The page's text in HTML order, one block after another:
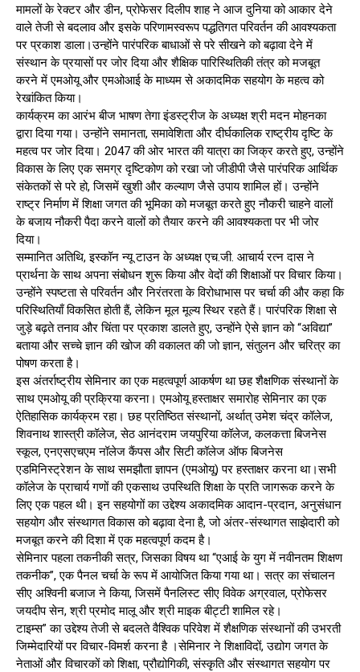
मामलों के रेक्टर और डीन, प्रोफेसर दिलीप शाह ने आज दुनिया को आकार देने
वाले तेजी से बदलाव और इसके परिणामस्वरूप पद्धतिगत परिवर्तन की आवश्यकता
पर प्रकाश डाला।उन्होंने पारंपरिक बाधाओं से परे सीखने को बढ़ावा देने में
संस्थान के प्रयासों पर जोर दिया और शैक्षिक पारिस्थितिकी तंत्र को मजबूत
करने में एमओयू और एमओआई के माध्यम से अकादमिक सहयोग के महत्व को
रेखांकित किया।
कार्यक्रम का आरंभ बीज भाषण तेगा इंडस्ट्रीज के अध्यक्ष श्री मदन मोहनका
द्वारा दिया गया। उन्होंने समानता, समावेशिता और दीर्घकालिक राष्ट्रीय दृष्टि के
महत्व पर जोर दिया। 2047 की ओर भारत की यात्रा का जिक्र करते हुए, उन्होंने
विकास के लिए एक समग्र दृष्टिकोण को रखा जो जीडीपी जैसे पारंपरिक आर्थिक
संकेतकों से परे हो, जिसमें खुशी और कल्याण जैसे उपाय शामिल हों। उन्होंने
राष्ट्र निर्माण में शिक्षा जगत की भूमिका को मजबूत करते हुए नौकरी चाहने वालों
के बजाय नौकरी पैदा करने वालों को तैयार करने की आवश्यकता पर भी जोर
दिया।
सम्मानित अतिथि, इस्कॉन न्यू टाउन के अध्यक्ष एच.जी. आचार्य रत्न दास ने
प्रार्थना के साथ अपना संबोधन शुरू किया और वेदों की शिक्षाओं पर विचार किया।
उन्होंने स्पष्टता से परिवर्तन और निरंतरता के विरोधाभास पर चर्चा की और कहा कि
परिस्थितियाँ विकसित होती हैं, लेकिन मूल मूल्य स्थिर रहते हैं। पारंपरिक शिक्षा से
जुड़े बढ़ते तनाव और चिंता पर प्रकाश डालते हुए, उन्होंने ऐसे ज्ञान को “अविद्या”
बताया और सच्चे ज्ञान की खोज की वकालत की जो ज्ञान, संतुलन और चरित्र का
पोषण करता है।
इस अंतर्राष्ट्रीय सेमिनार का एक महत्वपूर्ण आकर्षण था छह शैक्षणिक संस्थानों के
साथ एमओयू की प्रक्रिया करना। एमओयू हस्ताक्षर समारोह सेमिनार का एक
ऐतिहासिक कार्यक्रम रहा। छह प्रतिष्ठित संस्थानों, अर्थात् उमेश चंद्र कॉलेज,
शिवनाथ शास्त्री कॉलेज, सेठ आनंदराम जयपुरिया कॉलेज, कलकत्ता बिजनेस
स्कूल, एनएसएचएम नॉलेज कैंपस और सिटी कॉलेज ऑफ बिजनेस
एडमिनिस्ट्रेशन के साथ समझौता ज्ञापन (एमओयू) पर हस्ताक्षर करना था।सभी
कॉलेज के प्राचार्य गणों की एकसाथ उपस्थिति शिक्षा के प्रति जागरूक करने के
लिए एक पहल थी। इन सहयोगों का उद्देश्य अकादमिक आदान-प्रदान, अनुसंधान
सहयोग और संस्थागत विकास को बढ़ावा देना है, जो अंतर-संस्थागत साझेदारी को
मजबूत करने की दिशा में एक महत्वपूर्ण कदम है।
सेमिनार पहला तकनीकी सत्र, जिसका विषय था “एआई के युग में नवीनतम शिक्षण
तकनीक”, एक पैनल चर्चा के रूप में आयोजित किया गया था। सत्र का संचालन
सीए अश्विनी बजाज ने किया, जिसमें पैनलिस्ट सीए विवेक अग्रवाल, प्रोफेसर
जयदीप सेन, श्री प्रमोद मालू और श्री माइक बीट्टी शामिल रहे।
टाइम्स” का उद्देश्य तेजी से बदलते वैश्विक परिवेश में शैक्षणिक संस्थानों की उभरती
जिम्मेदारियों पर विचार-विमर्श करना है ।सेमिनार ने शिक्षाविदों, उद्योग जगत के
नेताओं और विचारकों को शिक्षा, प्रौद्योगिकी, संस्कृति और संस्थागत सहयोग पर